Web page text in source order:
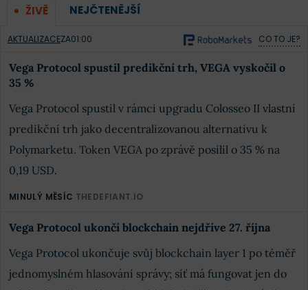
ŽIVĚ NEJČTENĚJŠÍ
AKTUALIZACEZA01:00 CO TO JE?
Vega Protocol spustil predikční trh, VEGA vyskočil o
35 %
Vega Protocol spustil v rámci upgradu Colosseo II vlastní
predikční trh jako decentralizovanou alternativu k
Polymarketu. Token VEGA po zprávě posílil o 35 % na
0,19 USD.
MINULÝ MĚSÍC THEDEFIANT.IO
Vega Protocol ukončí blockchain nejdříve 27. října
Vega Protocol ukončuje svůj blockchain layer 1 po téměř
jednomyslném hlasování správy; síť má fungovat jen do